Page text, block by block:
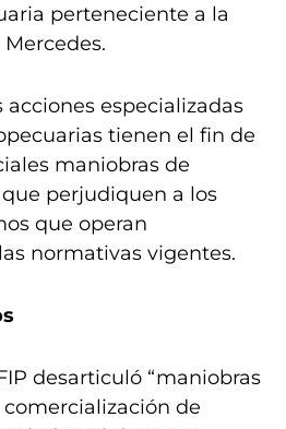
perteneciente a la
acciones especializadas
tienen el fin de
maniobras de
perjudiquen a los
que operan
normativas vigentes.
desarticuló “maniobras
de